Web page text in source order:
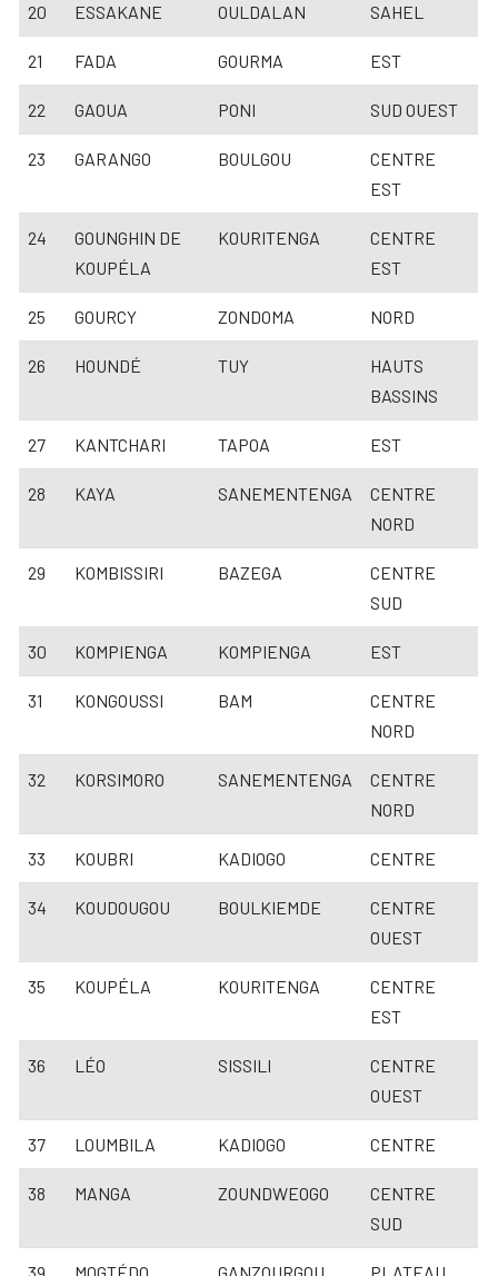
20 ESSAKANE OULDALAN SAHEL
21 FADA GOURMA EST
22 GAOUA PONI SUD OUEST
23 GARANGO BOULGOU
CENTRE
EST
24
GOUNGHIN DE
KOUPÉLA
KOURITENGA
CENTRE
EST
25 GOURCY ZONDOMA NORD
26 HOUNDÉ TUY
HAUTS
BASSINS
27 KANTCHARI TAPOA EST
28 KAYA SANEMENTENGA
CENTRE
NORD
29 KOMBISSIRI BAZEGA
CENTRE
SUD
30 KOMPIENGA KOMPIENGA EST
31 KONGOUSSI BAM
CENTRE
NORD
32 KORSIMORO SANEMENTENGA
CENTRE
NORD
33 KOUBRI KADIOGO CENTRE
34 KOUDOUGOU BOULKIEMDE
CENTRE
OUEST
35 KOUPÉLA KOURITENGA
CENTRE
EST
36 LÉO SISSILI
CENTRE
OUEST
37 LOUMBILA KADIOGO CENTRE
38 MANGA ZOUNDWEOGO
CENTRE
SUD